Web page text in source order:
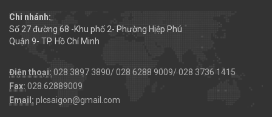
Chi nhánh:
Số 27 đường 68 -Khu phố 2- Phường Hiệp Phú
Quận 9- TP. Hồ Chí Minh
Điện thoại: 028 3897 3890/ 028 6288 9009/ 028 3736 1415
Fax: 028.62889009
Email: plcsaigon@gmail.com